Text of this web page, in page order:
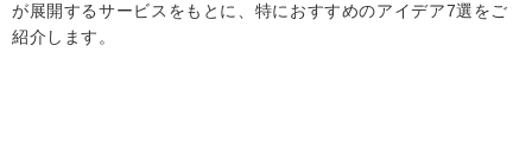
が展開するサービスをもとに、特におすすめのアイデア7選をご
紹介します。